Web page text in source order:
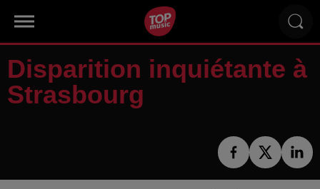
Disparition inquiétante à
Strasbourg